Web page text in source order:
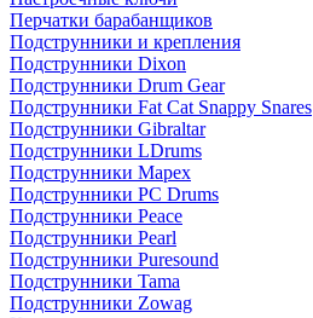
Перчатки барабанщиков
Подструнники и крепления
Подструнники Dixon
Подструнники Drum Gear
Подструнники Fat Cat Snappy Snares
Подструнники Gibraltar
Подструнники LDrums
Подструнники Mapex
Подструнники PC Drums
Подструнники Peace
Подструнники Pearl
Подструнники Puresound
Подструнники Tama
Подструнники Zowag